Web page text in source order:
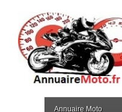
Annuaire Moto